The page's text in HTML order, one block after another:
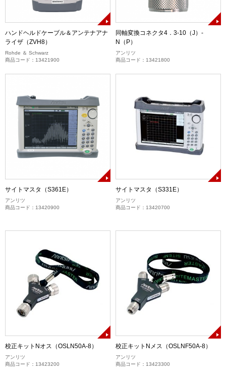
ハンドヘルドケーブル＆アンテナアナ
ライザ（ZVH8）
Rohde ＆ Schwarz
商品コード：13421900
同軸変換コネクタ4．3-10（J）-
N（P）
アンリツ
商品コード：13421800
サイトマスタ（S361E）
アンリツ
商品コード：13420900
サイトマスタ（S331E）
アンリツ
商品コード：13420700
校正キットNオス（OSLN50A-8）
アンリツ
商品コード：13423200
校正キットNメス（OSLNF50A-8）
アンリツ
商品コード：13423300